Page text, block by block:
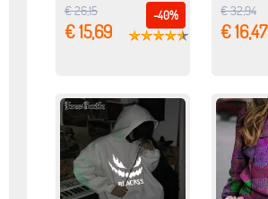
-40%
€ 26,15
€ 15,69
€ 32,94
€ 16,47